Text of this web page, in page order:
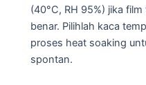
(40°C, RH 95%) jika
benar. Pilihlah kaca
proses heat soaking
spontan.